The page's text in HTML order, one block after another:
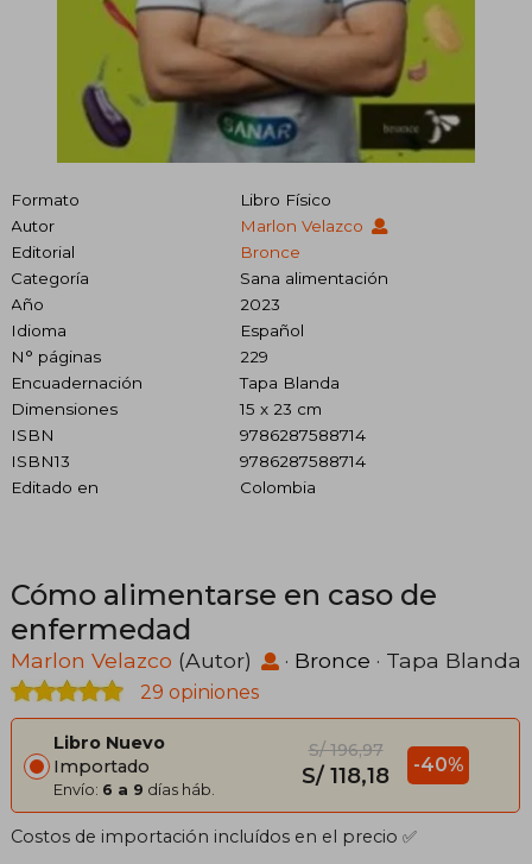
Formato
Libro Físico
Autor
Marlon Velazco
Editorial
Bronce
Categoría
Sana alimentación
Año
2023
Idioma
Español
N° páginas
229
Encuadernación
Tapa Blanda
Dimensiones
15 x 23 cm
ISBN
9786287588714
ISBN13
9786287588714
Editado en
Colombia
Cómo alimentarse en caso de
enfermedad
Marlon Velazco (Autor) · Bronce · Tapa Blanda
29 opiniones
Libro Nuevo
Importado
Envío: 6 a 9 días háb.
S/ 196,97
S/ 118,18 -40%
Costos de importación incluídos en el precio ✅